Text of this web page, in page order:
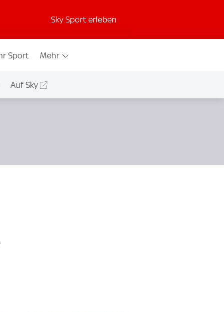
Sky Sport erleben
Sport Mehr
Auf Sky